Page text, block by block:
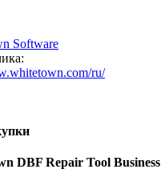
Software
ru/
DBF Repair Tool Business